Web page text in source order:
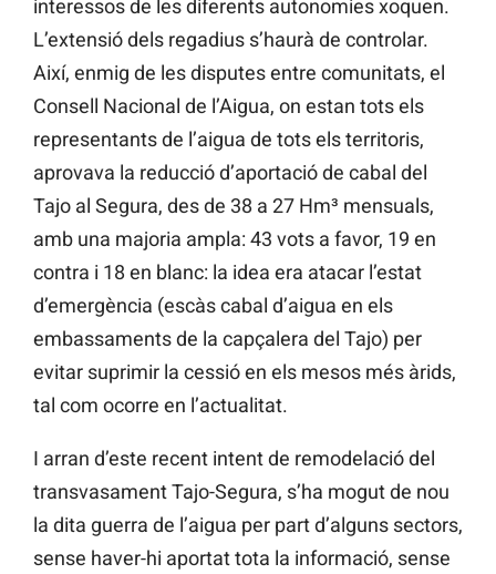
interessos de les diferents autonomies xoquen.
L’extensió dels regadius s’haurà de controlar.
Així, enmig de les disputes entre comunitats, el
Consell Nacional de l’Aigua, on estan tots els
representants de l’aigua de tots els territoris,
aprovava la reducció d’aportació de cabal del
Tajo al Segura, des de 38 a 27 Hm³ mensuals,
amb una majoria ampla: 43 vots a favor, 19 en
contra i 18 en blanc: la idea era atacar l’estat
d’emergència (escàs cabal d’aigua en els
embassaments de la capçalera del Tajo) per
evitar suprimir la cessió en els mesos més àrids,
tal com ocorre en l’actualitat.
I arran d’este recent intent de remodelació del
transvasament Tajo-Segura, s’ha mogut de nou
la dita guerra de l’aigua per part d’alguns sectors,
sense haver-hi aportat tota la informació, sense